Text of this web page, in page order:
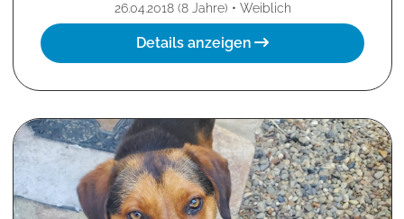
26.04.2018 (8 Jahre) • Weiblich
Details anzeigen